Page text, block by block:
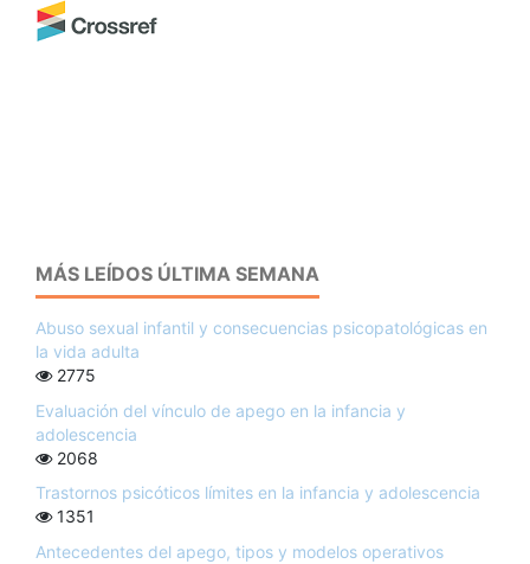
MÁS LEÍDOS ÚLTIMA SEMANA
Abuso sexual infantil y consecuencias psicopatológicas en
la vida adulta
2775
Evaluación del vínculo de apego en la infancia y
adolescencia
2068
Trastornos psicóticos límites en la infancia y adolescencia
1351
Antecedentes del apego, tipos y modelos operativos